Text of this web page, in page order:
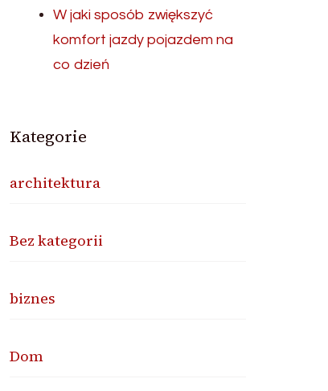
W jaki sposób zwiększyć
komfort jazdy pojazdem na
co dzień
Kategorie
architektura
Bez kategorii
biznes
Dom